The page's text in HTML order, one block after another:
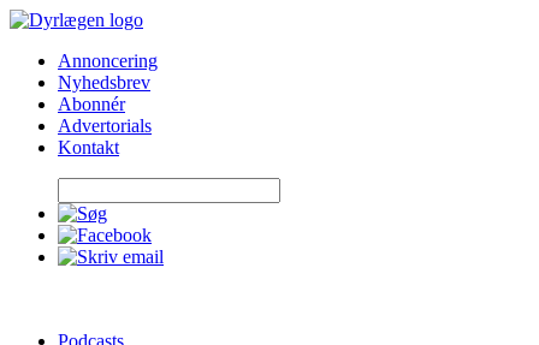
Skip
contentAnnoncering
Nyhedsbrev
Abonnér
Advertorials
Kontakt
Podcasts